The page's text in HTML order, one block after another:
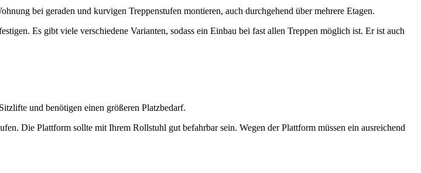
bei geraden und kurvigen Treppenstufen montieren, auch durchgehend über mehrere Etagen.
Es gibt viele verschiedene Varianten, sodass ein Einbau bei fast allen Treppen möglich ist. Er ist auch
und benötigen einen größeren Platzbedarf.
Die Plattform sollte mit Ihrem Rollstuhl gut befahrbar sein. Wegen der Plattform müssen ein ausreichend